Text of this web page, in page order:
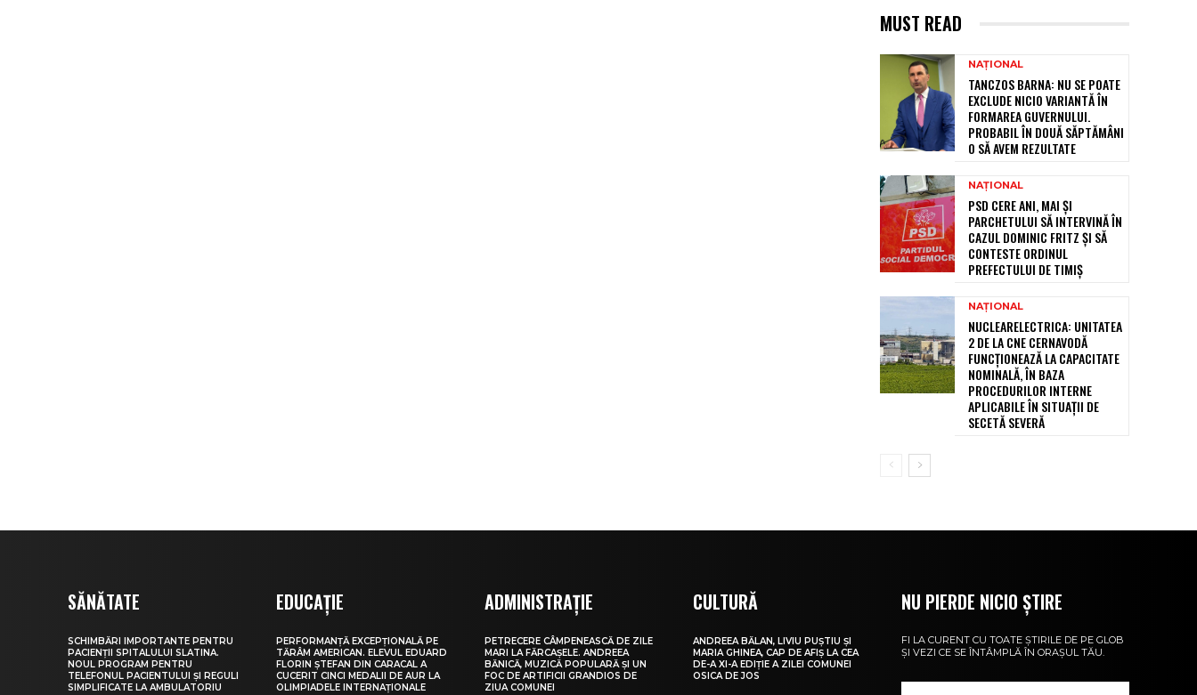
MUST READ
NAȚIONAL
TANCZOS BARNA: NU SE POATE
EXCLUDE NICIO VARIANTĂ ÎN
FORMAREA GUVERNULUI.
PROBABIL ÎN DOUĂ SĂPTĂMÂNI
O SĂ AVEM REZULTATE
NAȚIONAL
PSD CERE ANI, MAI ȘI
PARCHETULUI SĂ INTERVINĂ ÎN
CAZUL DOMINIC FRITZ ȘI SĂ
CONTESTE ORDINUL
PREFECTULUI DE TIMIȘ
NAȚIONAL
NUCLEARELECTRICA: UNITATEA
2 DE LA CNE CERNAVODĂ
FUNCȚIONEAZĂ LA CAPACITATE
NOMINALĂ, ÎN BAZA
PROCEDURILOR INTERNE
APLICABILE ÎN SITUAȚII DE
SECETĂ SEVERĂ
SĂNĂTATE
SCHIMBĂRI IMPORTANTE PENTRU
PACIENȚII SPITALULUI SLATINA.
NOUL PROGRAM PENTRU
TELEFONUL PACIENTULUI ȘI REGULI
SIMPLIFICATE LA AMBULATORIU
EDUCAȚIE
PERFORMANȚĂ EXCEPȚIONALĂ PE
TĂRÂM AMERICAN. ELEVUL EDUARD
FLORIN ȘTEFAN DIN CARACAL A
CUCERIT CINCI MEDALII DE AUR LA
OLIMPIADELE INTERNAȚIONALE
ADMINISTRAȚIE
PETRECERE CÂMPENEASCĂ DE ZILE
MARI LA FĂRCAȘELE. ANDREEA
BĂNICĂ, MUZICĂ POPULARĂ ȘI UN
FOC DE ARTIFICII GRANDIOS DE
ZIUA COMUNEI
CULTURĂ
ANDREEA BĂLAN, LIVIU PUȘTIU ȘI
MARIA GHINEA, CAP DE AFIȘ LA CEA
DE-A XI-A EDIȚIE A ZILEI COMUNEI
OSICA DE JOS
NU PIERDE NICIO ȘTIRE
FI LA CURENT CU TOATE ȘTIRILE DE PE GLOB
ȘI VEZI CE SE ÎNTÂMPLĂ ÎN ORAȘUL TĂU.